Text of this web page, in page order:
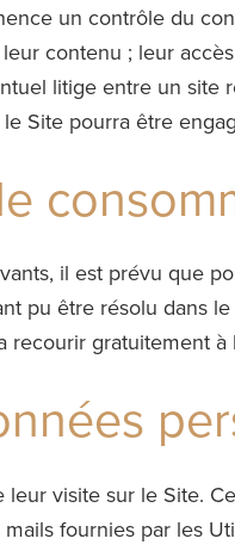
un contrôle du
contenu ; leur
litige entre un site
Site pourra être
il est prévu que
pu être résolu dans
gratuitement à
visite sur le Site.
fournies par les